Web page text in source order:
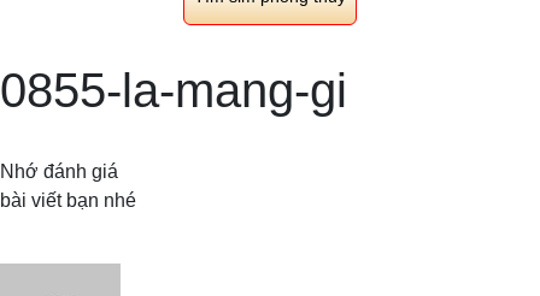
0855-la-mang-gi
Nhớ đánh giá
bài viết bạn nhé